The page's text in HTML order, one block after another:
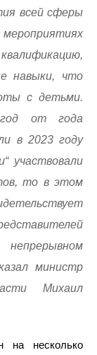
всей сферы
навыки, что
с детьми.
от года
в 2023 году
участвовали
то в этом
министр
Михаил
на несколько